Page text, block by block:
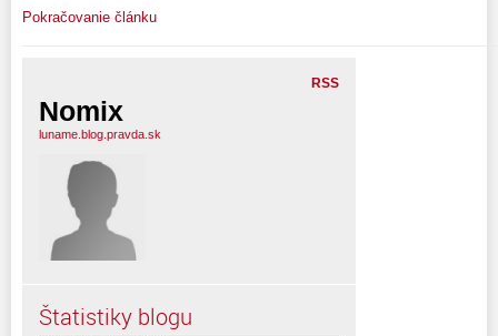
Pokračovanie článku
RSS
Nomix
luname.blog.pravda.sk
Štatistiky blogu